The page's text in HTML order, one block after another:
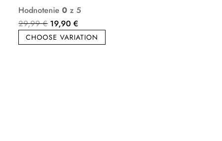
Hodnotenie0 z 5
29,99€ Pôvodná
cena
19,90€
cena
CHOOSE VARIATION